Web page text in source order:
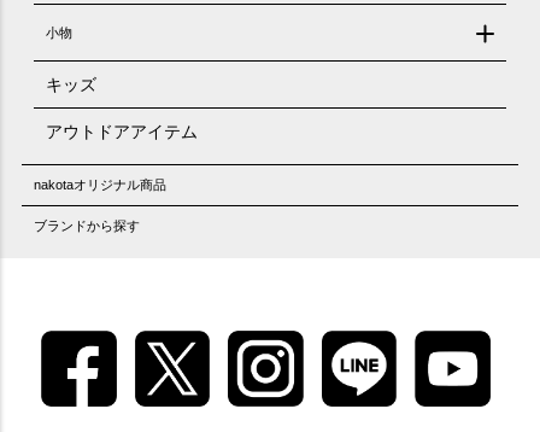
小物
キッズ
アウトドアアイテム
nakotaオリジナル商品
ブランドから探す